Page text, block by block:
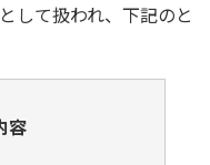
して扱われ、下記のと
容